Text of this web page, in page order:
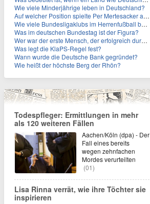
Wie viele Minderjährige leben in Deutschland?
Auf welcher Position spielte Per Mertesacker als Fußballer?
Wie viele Bundesligaklubs im Herrenfußball befinden sich in NRW?
Was im deutschen Bundestag ist der Figura?
Wer war der erste Mensch, der erfolgreich durch den Ärmelkanal schwamm?
Was legt die KlaPS-Regel fest?
Wann wurde die Deutsche Bank gegründet?
Wie heißt der höchste Berg der Rhön?
Todespfleger: Ermittlungen in mehr
als 120 weiteren Fällen
Aachen/Köln (dpa) - Der
Fall eines bereits
wegen zehnfachen
Mordes verurteilten
(01)
Lisa Rinna verrät, wie ihre Töchter sie
inspirieren